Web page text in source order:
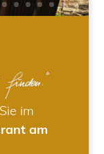
im
am